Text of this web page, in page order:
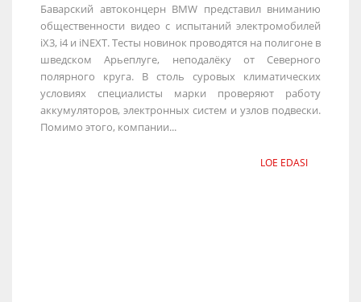
Баварский автоконцерн BMW представил вниманию
общественности видео с испытаний электромобилей
iX3, i4 и iNEXT. Тесты новинок проводятся на полигоне в
шведском Арьеплуге, неподалёку от Северного
полярного круга. В столь суровых климатических
условиях специалисты марки проверяют работу
аккумуляторов, электронных систем и узлов подвески.
Помимо этого, компании...
LOE EDASI